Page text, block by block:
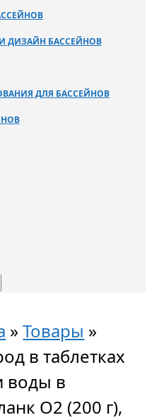
ДИЗАЙН БАССЕЙНОВ
ДЛЯ БАССЕЙНОВ
»Товары »
в таблетках
воды в
О2 (200 г),